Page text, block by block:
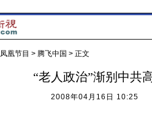
凤凰节目 > 腾飞中国 > 正文
“老人政治”渐别中共
2008年04月16日 10:25